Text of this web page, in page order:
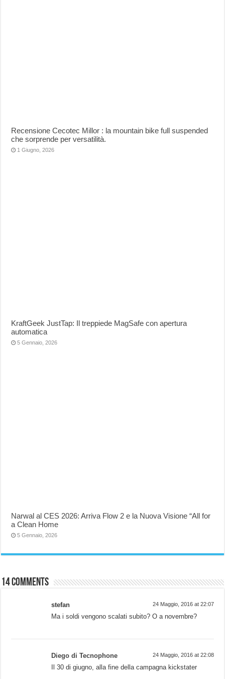
Recensione Cecotec Millor : la mountain bike full suspended
che sorprende per versatilità.
1 Giugno, 2026
KraftGeek JustTap: Il treppiede MagSafe con apertura
automatica
5 Gennaio, 2026
Narwal al CES 2026: Arriva Flow 2 e la Nuova Visione “All for
a Clean Home
5 Gennaio, 2026
14 comments
stefan 24 Maggio, 2016 at 22:07
Ma i soldi vengono scalati subito? O a novembre?
Diego di Tecnophone 24 Maggio, 2016 at 22:08
Il 30 di giugno, alla fine della campagna kickstater